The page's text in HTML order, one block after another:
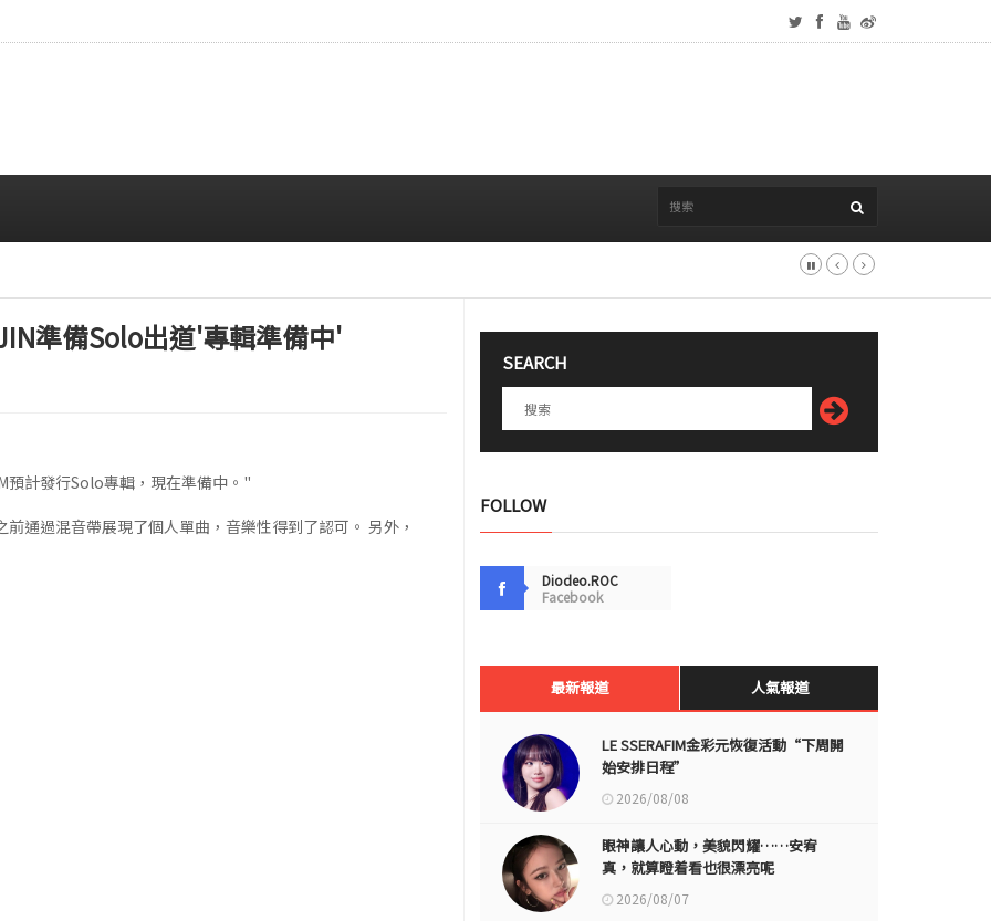
準備Solo出道'專輯準備中'
計發行Solo專輯，現在準備中。"
通過混音帶展現了個人單曲，音樂性得到了認可。 另外，
SEARCH
FOLLOW
Diodeo.ROC
Facebook
最新報道 人氣報道
LE SSERAFIM金彩元恢復活動“下周開
始安排日程”
2026/08/08
眼神讓人心動，美貌閃耀……安宥
真，就算瞪着看也很漂亮呢
2026/08/07